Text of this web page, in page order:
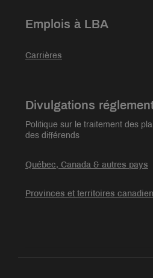
Emplois à LBA
Carrières
Divulgations
Politique sur le traitement des
des différends
Québec, Canada & autres pays
Provinces et territoires